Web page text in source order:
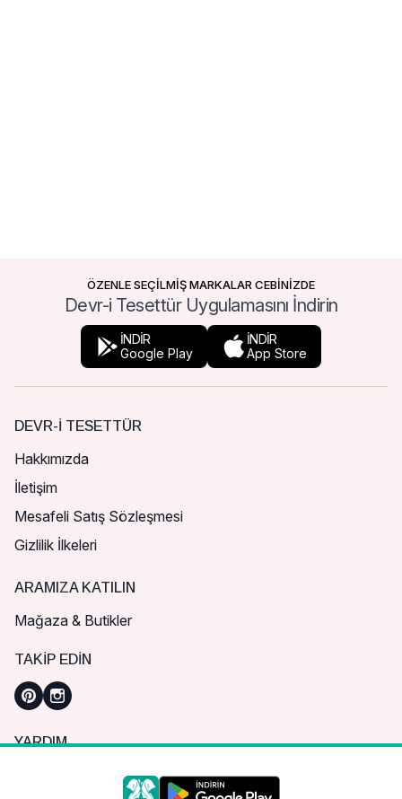
ÖZENLE SEÇİLMİŞ MARKALAR CEBİNİZDE
Devr-i Tesettür Uygulamasını İndirin
İNDİR
Google Play
İNDİR
App Store
DEVR-I TESETTÜR
Hakkımızda
İletişim
Mesafeli Satış Sözleşmesi
Gizlilik İlkeleri
ARAMIZA KATILIN
Mağaza & Butikler
TAKIP EDIN
YARDIM
Sık Sorulan Sorular